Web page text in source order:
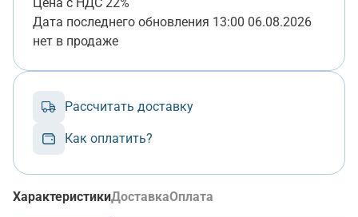
Дата последнего обновления 13:00 06.08.2026
нет в продаже
Рассчитать доставку
Как оплатить?
ХарактеристикиДоставкаОплата